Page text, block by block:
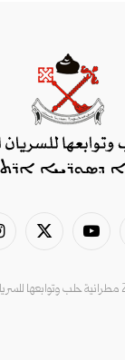
يوتيوب
X